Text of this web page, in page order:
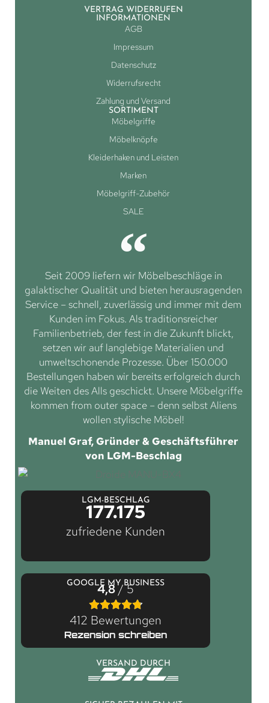
VERTRAG WIDERRUFEN
INFORMATIONEN
AGB
Impressum
Datenschutz
Widerrufsrecht
Zahlung und Versand
SORTIMENT
Möbelgriffe
Möbelknöpfe
Kleiderhaken und Leisten
Marken
Möbelgriff-Zubehör
SALE
Seit 2009 liefern wir Möbelbeschläge in
galaktischer Qualität und bieten herausragenden
Service – schnell, zuverlässig und immer mit dem
Kunden im Fokus. Als traditionsreicher
Familienbetrieb, der fest in die Zukunft blickt,
setzen wir auf langlebige Materialien und
umweltschonende Prozesse. Über 150.000
Bestellungen haben wir bereits erfolgreich durch
die Weiten des Alls geschickt. Unsere Möbelgriffe
kommen from outer space – denn selbst Aliens
wollen stylische Möbel!
Manuel Graf, Gründer & Geschäftsführer
von LGM-Beschlag
LGM-BESCHLAG
177.175
zufriedene Kunden
GOOGLE MY BUSINESS
4,8/ 5
412 Bewertungen
Rezension schreiben
VERSAND DURCH